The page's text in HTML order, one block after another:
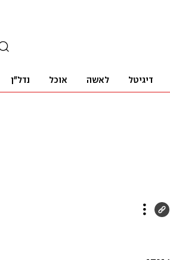
דיגיטל לאשה אוכל נדל"ן